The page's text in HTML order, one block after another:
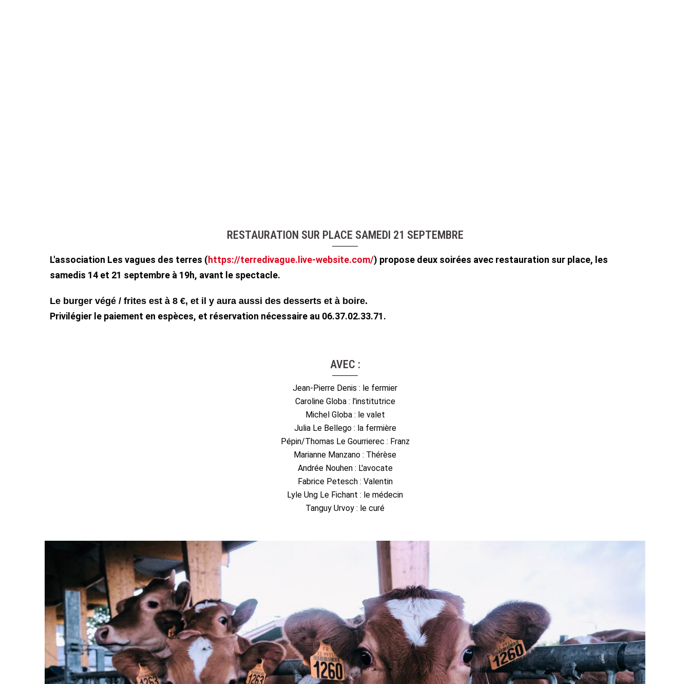
RESTAURATION SUR PLACE SAMEDI 21 SEPTEMBRE
L'association Les vagues des terres (https://terredivague.live-website.com/) propose deux soirées avec restauration sur place, les
samedis 14 et 21 septembre à 19h, avant le spectacle.
Le burger végé / frites est à 8 €, et il y aura aussi des desserts et à boire.
Privilégier le paiement en espèces, et réservation nécessaire au 06.37.02.33.71.
AVEC :
Jean-Pierre Denis : le fermier
Caroline Globa : l'institutrice
Michel Globa : le valet
Julia Le Bellego : la fermière
Pépin/Thomas Le Gourrierec : Franz
Marianne Manzano : Thérèse
Andrée Nouhen : L'avocate
Fabrice Petesch : Valentin
Lyle Ung Le Fichant : le médecin
Tanguy Urvoy : le curé